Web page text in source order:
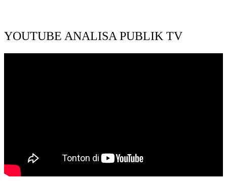
YOUTUBE ANALISA PUBLIK TV